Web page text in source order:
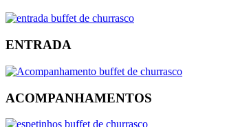
ENTRADA
ACOMPANHAMENTOS